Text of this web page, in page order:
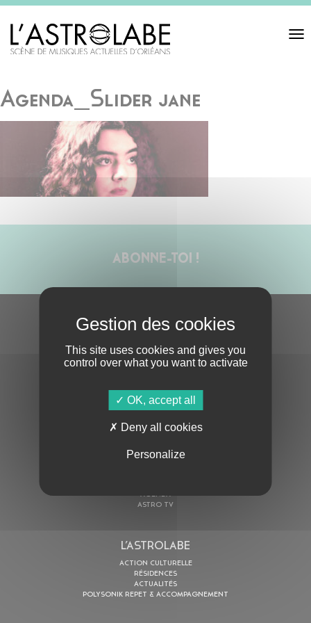
Toggle
Agenda_Slider jane
ABONNE-TOI !
S'ABONNER À LA NEWSLETTER
En cochant cette case, j’accepte la Politique de confidentialité
AGENDA
ASTRO TV
L’ASTROLABE
ACTION CULTURELLE
RÉSIDENCES
ACTUALITÉS
POLYSONIK REPET & ACCOMPAGNEMENT
This site uses cookies and gives you
control over what you want to activate
OK, accept all
Deny all cookies
Personalize